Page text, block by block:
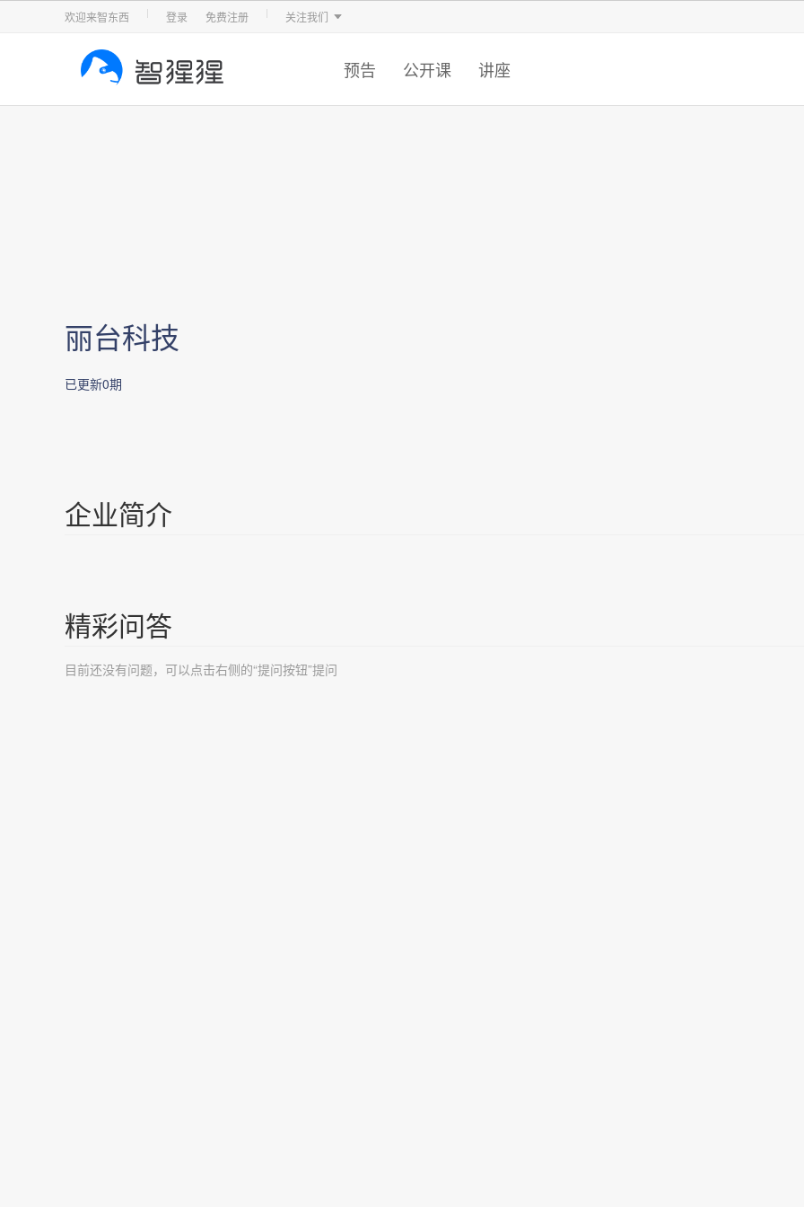
欢迎来智东西 登录 免费注册 关注我们
智东西 车东西 芯东西 智猩猩
预告 公开课 讲座
丽台科技
已更新0期
企业简介
精彩问答
目前还没有问题，可以点击右侧的“提问按钮”提问